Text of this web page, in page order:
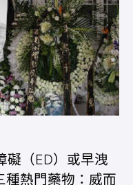
礙（ED）或早洩
種熱門藥物：威而